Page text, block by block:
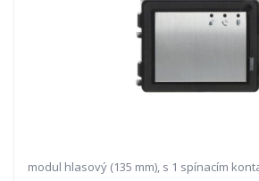
modul hlasový (135 mm), s 1 spínacím